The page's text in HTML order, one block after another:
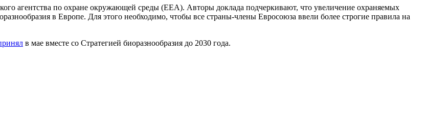
агентства по охране окружающей среды (ЕЕА). Авторы доклада подчеркивают, что увеличение охраняемых
в Европе. Для этого необходимо, чтобы все страны-члены Евросоюза ввели более строгие правила на
в мае вместе со Стратегией биоразнообразия до 2030 года.